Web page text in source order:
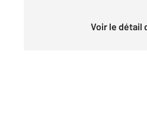
Voir le détail